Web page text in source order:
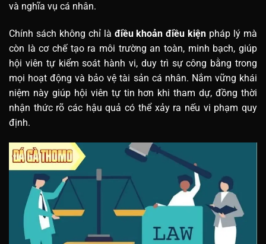
và nghĩa vụ cá nhân.
Chính sách không chỉ là điều khoản điều kiện pháp lý mà
còn là cơ chế tạo ra môi trường an toàn, minh bạch, giúp
hội viên tự kiểm soát hành vi, duy trì sự công bằng trong
mọi hoạt động và bảo vệ tài sản cá nhân. Nắm vững khái
niệm này giúp hội viên tự tin hơn khi tham dự, đồng thời
nhận thức rõ các hậu quả có thể xảy ra nếu vi phạm quy
định.